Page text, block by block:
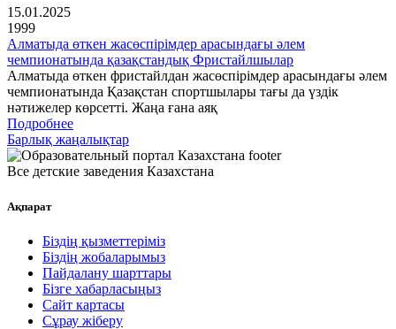
15.01.2025
1999
Алматыда өткен жасөспірімдер арасындағы әлем
чемпионатында қазақстандық Фристайлшылар
Алматыда өткен фристайлдан жасөспірімдер арасындағы әлем
чемпионатында Қазақстан спортшылары тағы да үздік
нәтижелер көрсетті. Жаңа ғана аяқ
Подробнее
Барлық жаңалықтар
Все детские заведения Казахстана
Ақпарат
Біздің қызметтеріміз
Біздің жобаларымыз
Пайдалану шарттары
Бізге хабарласыңыз
Сайт картасы
Сұрау жіберу